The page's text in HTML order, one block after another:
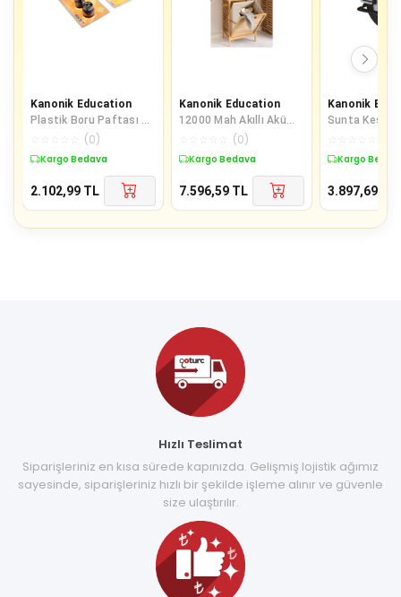
Kanonik Education
Plastik Boru Paftası 63
(0)
Kargo Bedava
2.102,99 TL
Kanonik Education
12000 Mah Akıllı Akü
Takviye Ve Dijital Hava
(0)
Kargo Bedava
7.596,59 TL
Kanonik
Sunta
Kargo
3.897,69
Hızlı Teslimat
Siparişleriniz en kısa sürede kapınızda. Gelişmiş lojistik ağımız
sayesinde, siparişleriniz hızlı bir şekilde işleme alınır ve güvenle
size ulaştırılır.